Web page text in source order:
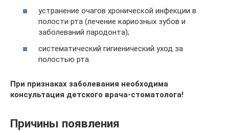
устранение очагов хронической инфекции в
полости рта (лечение кариозных зубов и
заболеваний пародонта);
систематический гигиенический уход за
полостью рта.
При признаках заболевания необходима
консультация детского врача-стоматолога!
Причины появления